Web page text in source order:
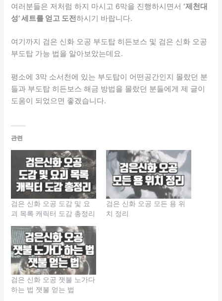
여러분들은 저처럼 하지 마시고 6막을 진행하시면서 ‘제천대
성’ 세트를 얻고 도전하시기 바랍니다.
여기까지 검은 신화 오공 부도탑 히든보스 및 검은 신화 오공
부도탑 가능 법을 알아보았는데요.
평소에 3막 소서천에 있는 부도탑이 어떤공간인지 몰랐던 분
들과 부도탑 히든보스 해금 방법을 몰랐던 분들에게 제 글이
도움이 되었으면 좋겠습니다.
관련
검은 신화 오공 도감 및 요
괴 목록 캐릭터 도감 총정리
검은 신화 오공 모든 용 위
치 정리
검은 신화 오공 잿불 노가다
하는 법 잿불 얻는 법